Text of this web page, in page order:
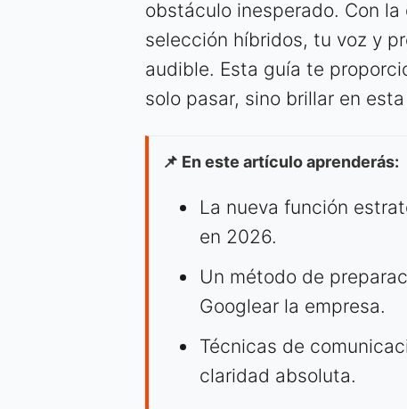
obstáculo inesperado. Con
selección híbridos, tu voz y
audible. Esta guía te
solo pasar, sino brillar en
📌 En este artículo aprenderás:
La nueva función
en 2026.
Un método de
Googlear la empresa.
Técnicas de
claridad absoluta.